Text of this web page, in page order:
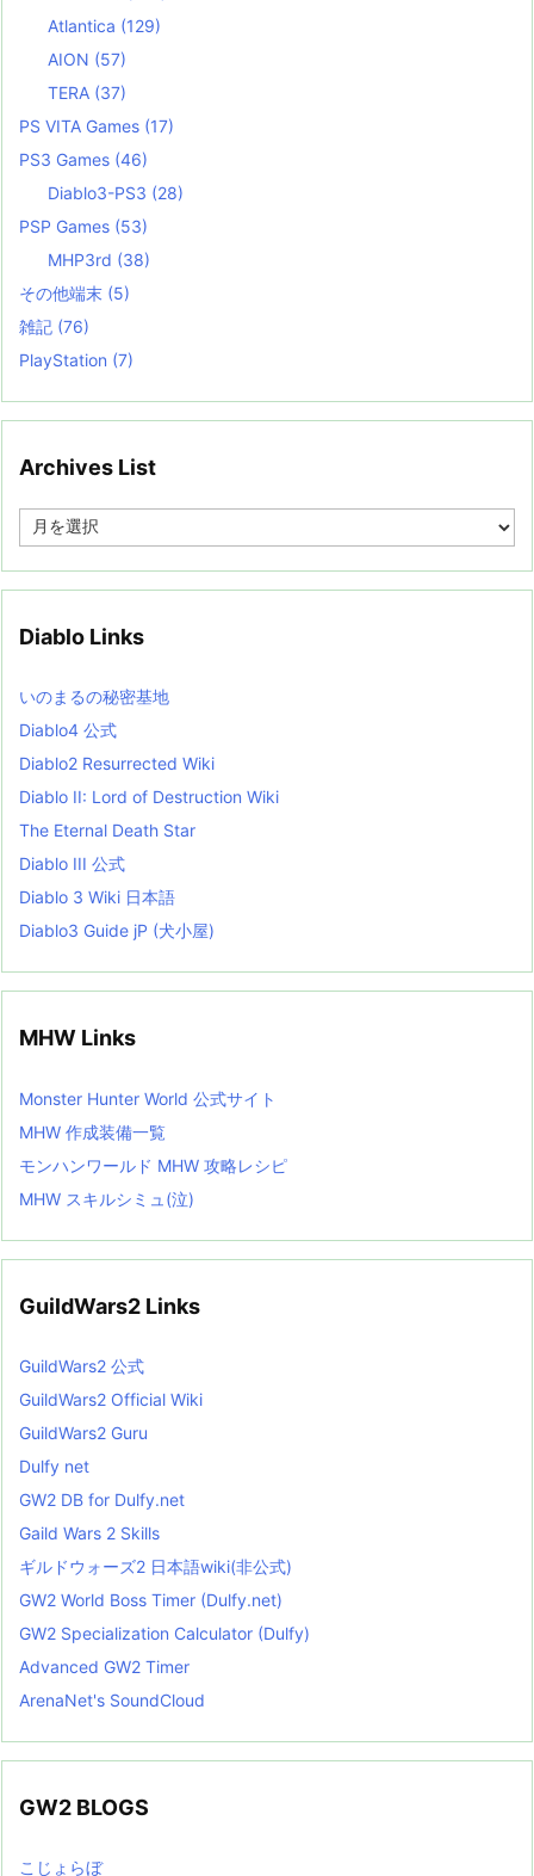
Atlantica (129)
AION (57)
TERA (37)
PS VITA Games (17)
PS3 Games (46)
Diablo3-PS3 (28)
PSP Games (53)
MHP3rd (38)
その他端末 (5)
雑記 (76)
PlayStation (7)
Archives List
e
i
s
t
Diablo Links
いのまるの秘密基地
Diablo4 公式
Diablo2 Resurrected Wiki
Diablo II: Lord of Destruction Wiki
The Eternal Death Star
Diablo III 公式
Diablo 3 Wiki 日本語
Diablo3 Guide jP (犬小屋)
MHW Links
Monster Hunter World 公式サイト
MHW 作成装備一覧
モンハンワールド MHW 攻略レシピ
MHW スキルシミュ(泣)
GuildWars2 Links
GuildWars2 公式
GuildWars2 Official Wiki
GuildWars2 Guru
Dulfy net
GW2 DB for Dulfy.net
Gaild Wars 2 Skills
ギルドウォーズ2 日本語wiki(非公式)
GW2 World Boss Timer (Dulfy.net)
GW2 Specialization Calculator (Dulfy)
Advanced GW2 Timer
ArenaNet's SoundCloud
GW2 BLOGS
こじょらぼ